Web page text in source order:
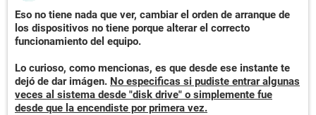
Eso no tiene nada que ver, cambiar el orden de arranque de
los dispositivos no tiene porque alterar el correcto
funcionamiento del equipo.
Lo curioso, como mencionas, es que desde ese instante te
dejó de dar imágen. No especificas si pudiste entrar algunas
veces al sistema desde "disk drive" o simplemente fue
desde que la encendiste por primera vez.